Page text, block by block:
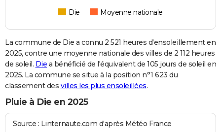
Die Moyenne nationale
La commune de Die a connu 2 521 heures d'ensoleillement en
2025, contre une moyenne nationale des villes de 2 112 heures
de soleil. Die a bénéficié de l'équivalent de 105 jours de soleil en
2025. La commune se situe à la position n°1 623 du
classement des villes les plus ensoleillées.
Pluie à Die en 2025
Source : Linternaute.com d'après Météo France